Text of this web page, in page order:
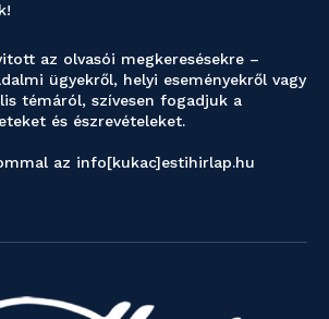
az olvasói megkeresésekre –
ügyekről, helyi eseményekről vagy
témáról, szívesen fogadjuk a
és észrevételeket.
az info[kukac]estihirlap.hu